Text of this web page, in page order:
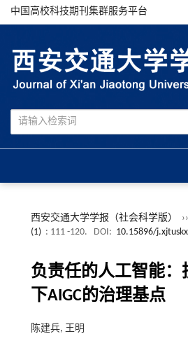
中国高校科技期刊集群服务平台
西安交通大学学报（社会科学版） ››
(1) : 111 -120. DOI: 10.15896/
负责任的人工智能：
下AIGC的治理基点
陈建兵, 王明